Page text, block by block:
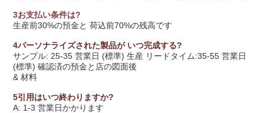
3お支払い条件は?
生産前30%の預金と 荷込前70%の残高です
4パーソナライズされた製品が いつ完成する?
サンプル: 25-35 営業日 (標準) 生産 リードタイム:35-55 営業日
(標準) 確認済の預金と店の図面後
& 材料
5引用はいつ終わりますか?
A: 1-3 営業日かかります